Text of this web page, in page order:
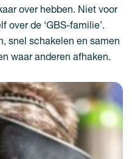
over hebben. Niet voor
over de ‘GBS-familie’.
snel schakelen en samen
waar anderen afhaken.